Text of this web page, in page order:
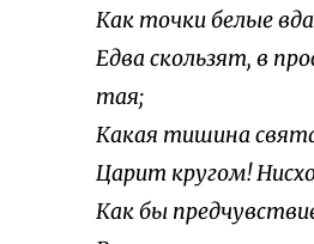
Как точки белые
Едва скользят, в
тая;
Какая тишина
Царит кругом!
Как бы